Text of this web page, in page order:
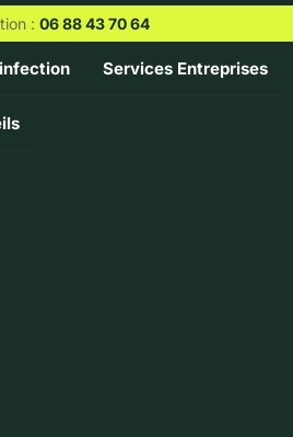
:06 88 43 70 64
Services Entreprises